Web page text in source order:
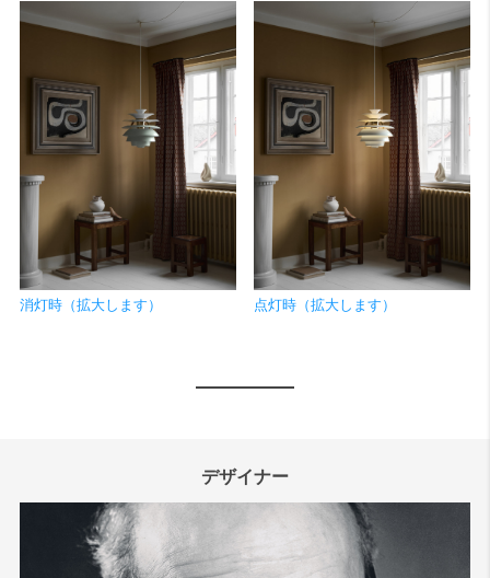
消灯時（拡大します） 点灯時（拡大します）
デザイナー